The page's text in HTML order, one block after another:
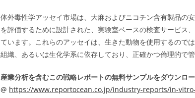
体外毒性学アッセイ市場は、大麻およびニコチン含有製品の
を評価するために設計された、実験室ベースの検査サービス
ています。これらのアッセイは、生きた動物を使用するので
組織、あるいは生化学系に依存しており、正確かつ倫理的で
産業分析を含むこの戦略レポートの無料サンプルをダウンロー
@ https://www.reportocean.co.jp/industry-reports/in-